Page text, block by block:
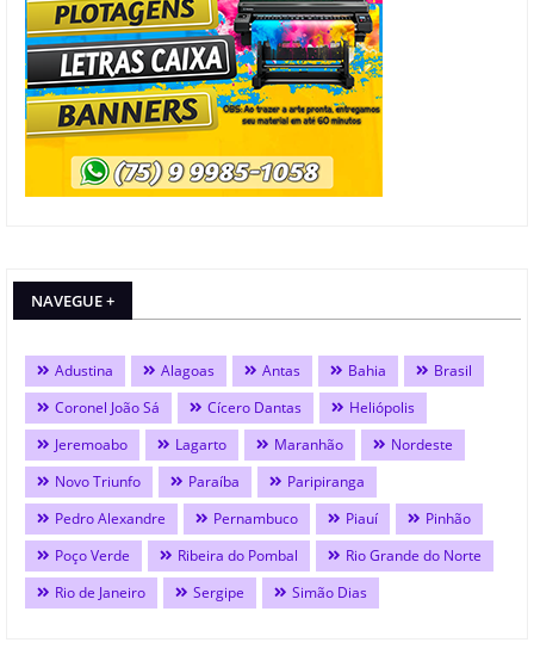
NAVEGUE +
Adustina Alagoas Antas Bahia
Brasil
Coronel João Sá
Cícero Dantas
Heliópolis
Jeremoabo
Lagarto Maranhão
Nordeste
Novo Triunfo
Paraíba
Paripiranga
Pedro Alexandre
Pernambuco Piauí
Pinhão
Poço Verde
Ribeira do Pombal
Rio Grande do Norte
Rio de Janeiro
Sergipe Simão Dias